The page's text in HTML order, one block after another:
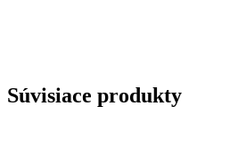
Súvisiace produkty